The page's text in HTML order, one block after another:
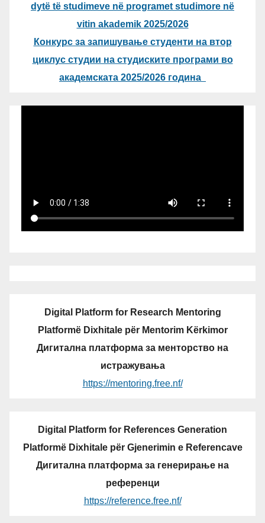
dytë të studimeve në programet studimore në
vitin akademik 2025/2026
Конкурс за запишување студенти на втор
циклус студии на студиските програми во
академската 2025/2026 година
Digital Platform for Research Mentoring
Platformë Dixhitale për Mentorim Kërkimor
Дигитална платформа за менторство на
истражувања
https://mentoring.free.nf/
Digital Platform for References Generation
Platformë Dixhitale për Gjenerimin e Referencave
Дигитална платформа за генерирање на
референци
https://reference.free.nf/